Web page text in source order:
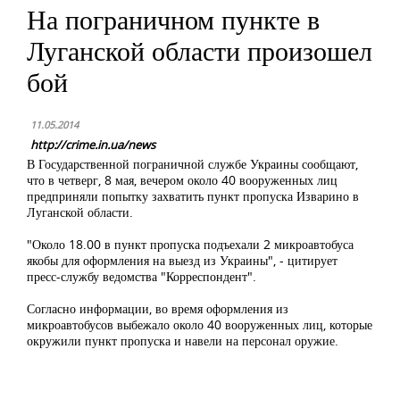
На пограничном пункте в
Луганской области произошел
бой
11.05.2014
http://crime.in.ua/news
В Государственной пограничной службе Украины сообщают,
что в четверг, 8 мая, вечером около 40 вооруженных лиц
предприняли попытку захватить пункт пропуска Изварино в
Луганской области.
"Около 18.00 в пункт пропуска подъехали 2 микроавтобуса
якобы для оформления на выезд из Украины", - цитирует
пресс-службу ведомства "Корреспондент".
Согласно информации, во время оформления из
микроавтобусов выбежало около 40 вооруженных лиц, которые
окружили пункт пропуска и навели на персонал оружие.